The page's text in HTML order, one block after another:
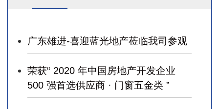
广东雄进-喜迎蓝光地产莅临我司参观
荣获“ 2020 年中国房地产开发企业
500 强首选供应商 · 门窗五金类 ”